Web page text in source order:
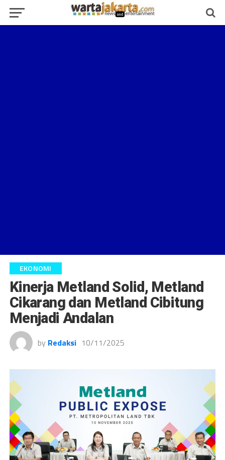
EKONOMI
Kinerja Metland Solid, Metland
Cikarang dan Metland Cibitung
Menjadi Andalan
by Redaksi 10/11/2025